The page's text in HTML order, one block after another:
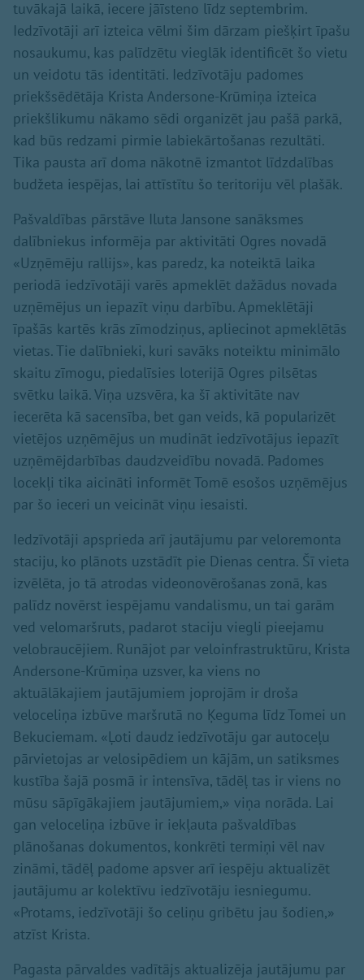
tuvākajā laikā, iecere jāīsteno līdz septembrim.
Iedzīvotāji arī izteica vēlmi šim dārzam piešķirt īpašu
nosaukumu, kas palīdzētu vieglāk identificēt šo vietu
un veidotu tās identitāti. Iedzīvotāju padomes
priekšsēdētāja Krista Andersone-Krūmiņa izteica
priekšlikumu nākamo sēdi organizēt jau pašā parkā,
kad būs redzami pirmie labiekārtošanas rezultāti.
Tika pausta arī doma nākotnē izmantot līdzdalības
budžeta iespējas, lai attīstītu šo teritoriju vēl plašāk.
Pašvaldības pārstāve Iluta Jansone sanāksmes
dalībniekus informēja par aktivitāti Ogres novadā
«Uzņēmēju rallijs», kas paredz, ka noteiktā laika
periodā iedzīvotāji varēs apmeklēt dažādus novada
uzņēmējus un iepazīt viņu darbību. Apmeklētāji
īpašās kartēs krās zīmodziņus, apliecinot apmeklētās
vietas. Tie dalībnieki, kuri savāks noteiktu minimālo
skaitu zīmogu, piedalīsies loterijā Ogres pilsētas
svētku laikā. Viņa uzsvēra, ka šī aktivitāte nav
iecerēta kā sacensība, bet gan veids, kā popularizēt
vietējos uzņēmējus un mudināt iedzīvotājus iepazīt
uzņēmējdarbības daudzveidību novadā. Padomes
locekļi tika aicināti informēt Tomē esošos uzņēmējus
par šo ieceri un veicināt viņu iesaisti.
Iedzīvotāji apsprieda arī jautājumu par veloremonta
staciju, ko plānots uzstādīt pie Dienas centra. Šī vieta
izvēlēta, jo tā atrodas videonovērošanas zonā, kas
palīdz novērst iespējamu vandalismu, un tai garām
ved velomaršruts, padarot staciju viegli pieejamu
velobraucējiem. Runājot par veloinfrastruktūru, Krista
Andersone-Krūmiņa uzsver, ka viens no
aktuālākajiem jautājumiem joprojām ir droša
veloceliņa izbūve maršrutā no Ķeguma līdz Tomei un
Bekuciemam. «Ļoti daudz iedzīvotāju gar autoceļu
pārvietojas ar velosipēdiem un kājām, un satiksmes
kustība šajā posmā ir intensīva, tādēļ tas ir viens no
mūsu sāpīgākajiem jautājumiem,» viņa norāda. Lai
gan veloceliņa izbūve ir iekļauta pašvaldības
plānošanas dokumentos, konkrēti termiņi vēl nav
zināmi, tādēļ padome apsver arī iespēju aktualizēt
jautājumu ar kolektīvu iedzīvotāju iesniegumu.
«Protams, iedzīvotāji šo celiņu gribētu jau šodien,»
atzīst Krista.
Pagasta pārvaldes vadītājs aktualizēja jautājumu par